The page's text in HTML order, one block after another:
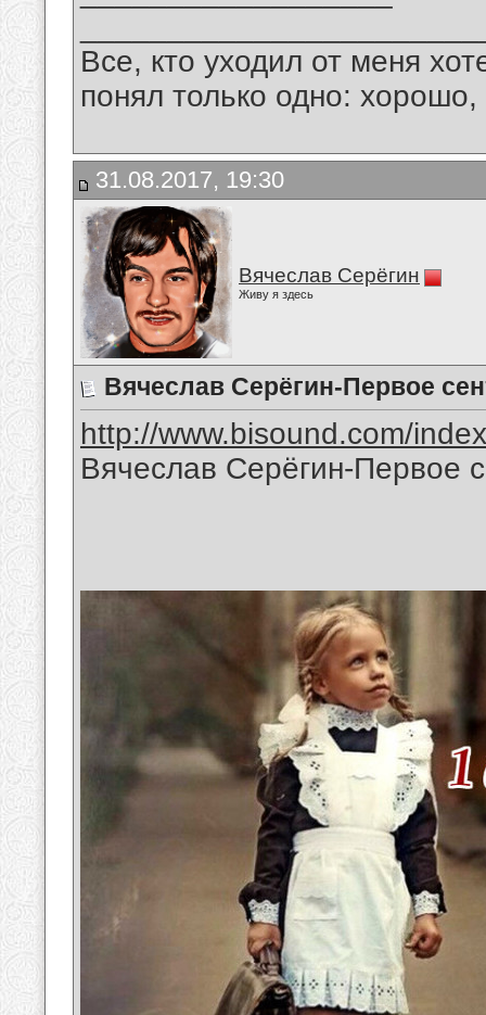
Все, кто уходил от меня
понял только одно:
31.08.2017, 19:30
Вячеслав Серёгин
Живу я здесь
Вячеслав Серёгин-Первое
http://www.bisound.com/
Вячеслав Серёгин-Первое